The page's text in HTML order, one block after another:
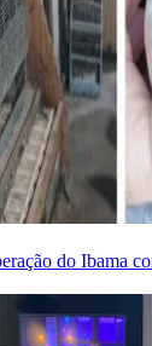
do Ibama